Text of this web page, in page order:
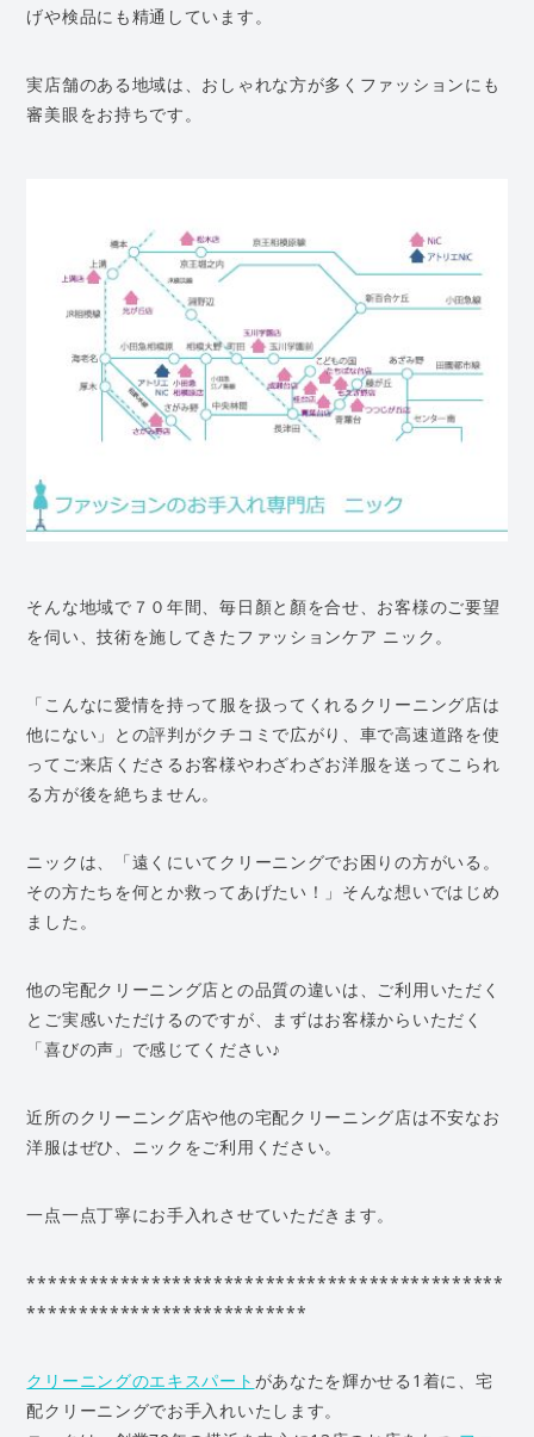
げや検品にも精通しています。
実店舗のある地域は、おしゃれな方が多くファッションにも
審美眼をお持ちです。
そんな地域で７０年間、毎日顏と顏を合せ、お客様のご要望
を伺い、技術を施してきたファッションケア ニック。
「こんなに愛情を持って服を扱ってくれるクリーニング店は
他にない」との評判がクチコミで広がり、車で高速道路を使
ってご来店くださるお客様やわざわざお洋服を送ってこられ
る方が後を絶ちません。
ニックは、「遠くにいてクリーニングでお困りの方がいる。
その方たちを何とか救ってあげたい！」そんな想いではじめ
ました。
他の宅配クリーニング店との品質の違いは、ご利用いただく
とご実感いただけるのですが、まずはお客様からいただく
「喜びの声」で感じてください♪
近所のクリーニング店や他の宅配クリーニング店は不安なお
洋服はぜひ、ニックをご利用ください。
一点一点丁寧にお手入れさせていただきます。
**********************************************
***************************
クリーニングのエキスパート があなたを輝かせる1着に、宅
配クリーニングでお手入れいたします。